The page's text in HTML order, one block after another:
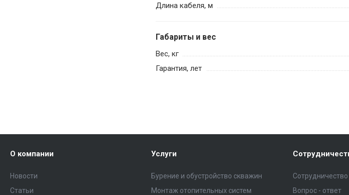
Длина кабеля, м
Габариты и вес
Вес, кг
Гарантия, лет
О компании
Новости
Статьи
Услуги
Бурение и обустройство скважин
Монтаж отопительных систем
Вопрос - ответ